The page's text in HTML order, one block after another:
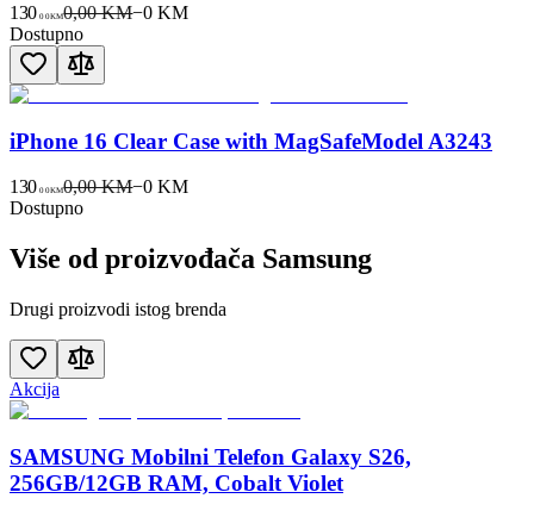
130 00KM0,00 KM−0 KM
Dostupno
iPhone 16 Clear Case with MagSafeModel A3243
130 00KM0,00 KM−0 KM
Dostupno
Više od proizvođača Samsung
Drugi proizvodi istog brenda
Akcija
SAMSUNG Mobilni Telefon Galaxy S26,
256GB/12GB RAM, Cobalt Violet